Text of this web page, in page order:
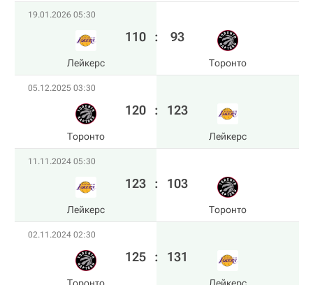
19.01.2026 05:30
Лейкерс
110 : 93
Торонто
05.12.2025 03:30
Торонто
120 : 123
Лейкерс
11.11.2024 05:30
Лейкерс
123 : 103
Торонто
02.11.2024 02:30
125 : 131